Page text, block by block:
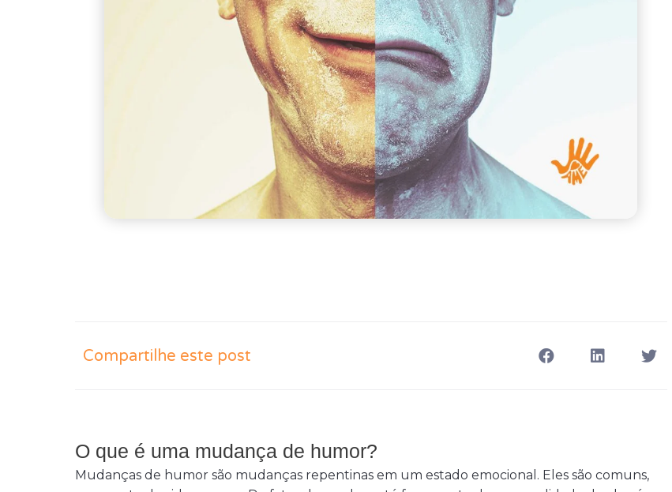
Compartilhe este post
O que é uma mudança de humor?
Mudanças de humor são mudanças repentinas em um estado emocional. Eles são comuns,